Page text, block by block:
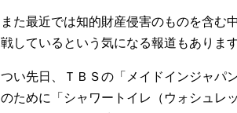
また最近では知的財産侵害のものを含む
戦しているという気になる報道もあります
つい先日、ＴＢＳの「メイドインジャパ
のために「シャワートイレ（ウォシュレ